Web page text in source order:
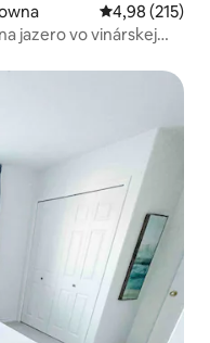
Priemerné
4,98 (215)
jazero vo vinárskej